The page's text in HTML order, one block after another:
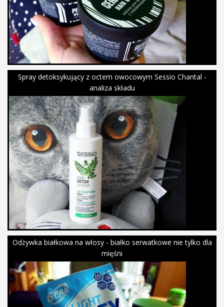
Spray detoksykujący z octem owocowym Sessio Chantal -
analiza składu
Odżywka białkowa na włosy - białko serwatkowe nie tylko dla
mięśni